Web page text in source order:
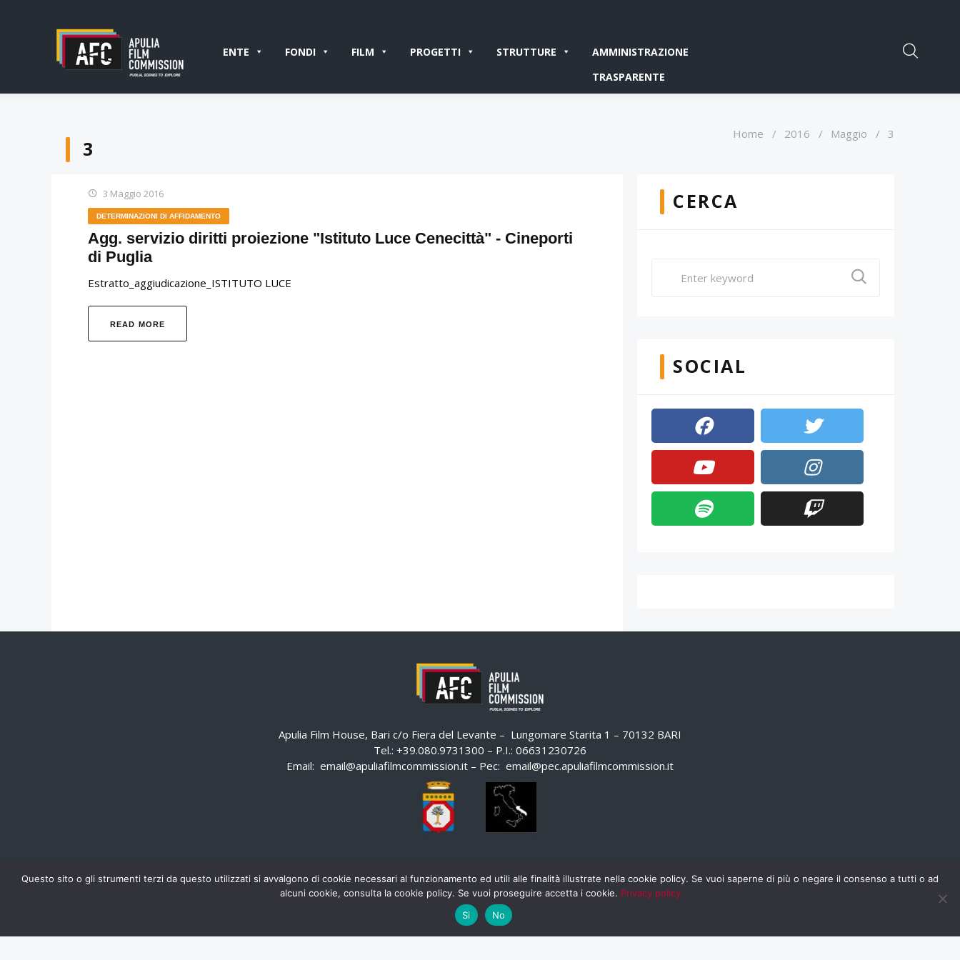
ENTE FONDI FILM PROGETTI STRUTTURE
AMMINISTRAZIONE
TRASPARENTE
3
Home / 2016 / Maggio / 3
3 Maggio 2016
DETERMINAZIONI DI AFFIDAMENTO
Agg. servizio diritti proiezione "Istituto Luce Cenecittà" - Cineporti
di Puglia
Estratto_aggiudicazione_ISTITUTO LUCE
READ MORE
CERCA
SOCIAL
Apulia Film House, Bari c/o Fiera del Levante – Lungomare Starita 1 – 70132 BARI
Tel.: +39.080.9731300 – P.I.: 06631230726
Email: email@apuliafilmcommission.it – Pec: email@pec.apuliafilmcommission.it
WHISTLEBLOWING
Questo sito o gli strumenti terzi da questo utilizzati si avvalgono di cookie necessari al funzionamento ed utili alle finalità illustrate nella cookie policy. Se vuoi saperne di più o negare il consenso a tutti o ad
alcuni cookie, consulta la cookie policy. Se vuoi proseguire accetta i cookie. Privacy policy
Si
No